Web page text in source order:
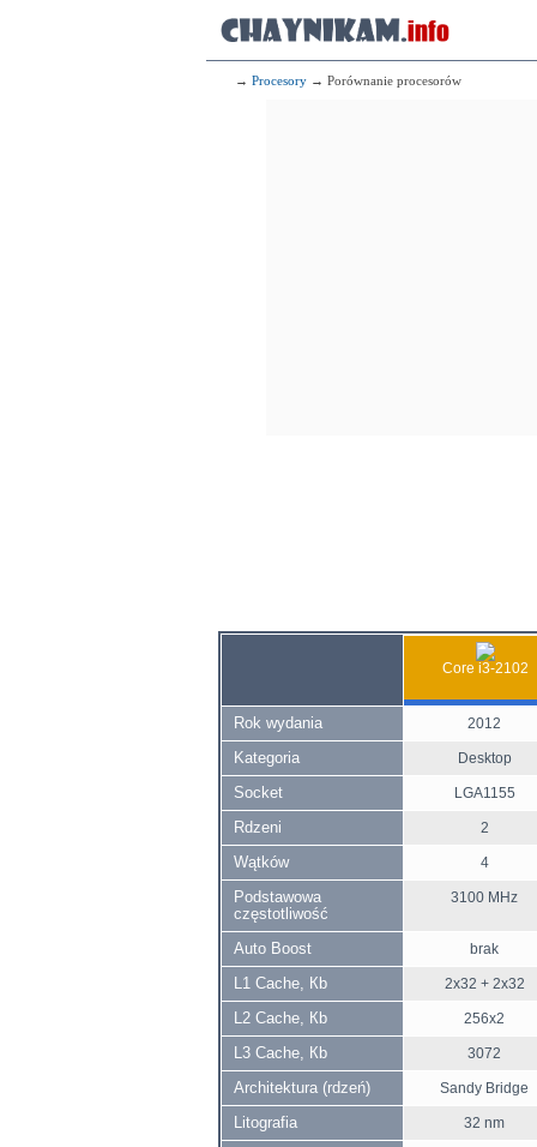
→ Procesory → Porównanie procesorów
Core i3-2102
Rok wydania 2012
Kategoria Desktop
Socket LGA1155
Rdzeni 2
Wątków 4
Podstawowa
częstotliwość
3100 MHz
Auto Boost brak
L1 Cache, Кb 2x32 + 2x32
L2 Cache, Кb 256x2
L3 Cache, Кb 3072
Architektura (rdzeń) Sandy Bridge
Litografia 32 nm